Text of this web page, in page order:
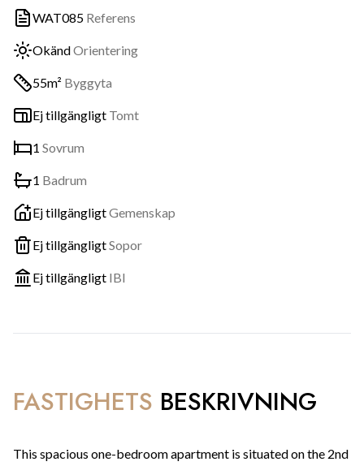
WAT085 Referens
OkändOrientering
55m² Byggyta
Ej tillgängligt Tomt
1 Sovrum
1 Badrum
Ej tillgängligtGemenskap
Ej tillgängligtSopor
Ej tillgängligt IBI
FASTIGHETS BESKRIVNING
This spacious one-bedroom apartment is situated on the 2nd